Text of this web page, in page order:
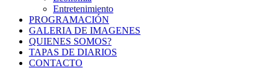
Entretenimiento
PROGRAMACIÓN
GALERIA DE IMAGENES
QUIENES SOMOS?
TAPAS DE DIARIOS
CONTACTO